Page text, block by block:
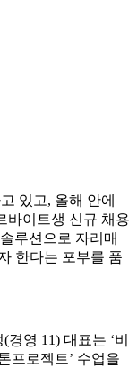
있고, 올해 안에
바이트생 신규 채용
루션으로 자리매
한다는 포부를 품
영 11) 대표는 ‘비
프로젝트’ 수업을